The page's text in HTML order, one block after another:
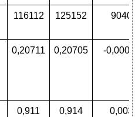
116112 125152 9040
0,20711 0,20705 -
0,911 0,914 0,003